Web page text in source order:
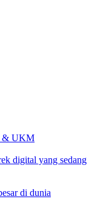
& UKM
digital yang sedang
di dunia